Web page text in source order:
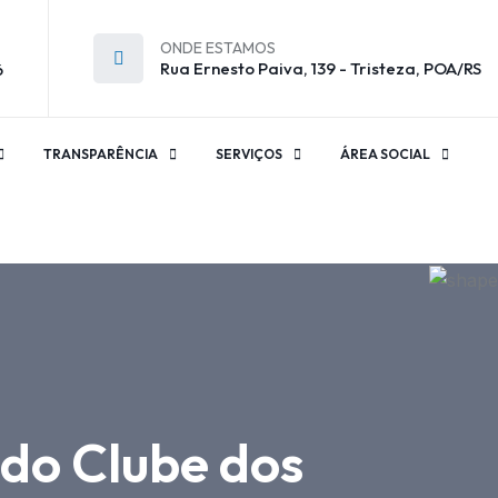
ONDE ESTAMOS
Rua Ernesto Paiva, 139 - Tristeza, POA/RS
TRANSPARÊNCIA SERVIÇOS ÁREA SOCIAL
Clube dos